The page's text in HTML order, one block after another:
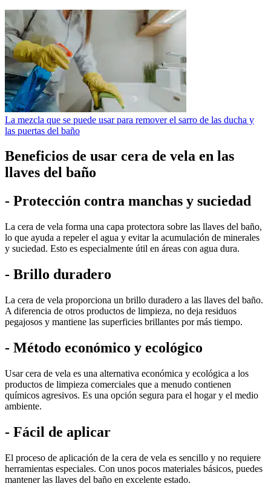
La mezcla que se puede usar para remover el sarro de las ducha y
las puertas del baño
Beneficios de usar cera de vela en las
llaves del baño
- Protección contra manchas y suciedad
La cera de vela forma una capa protectora sobre las llaves del baño,
lo que ayuda a repeler el agua y evitar la acumulación de minerales
y suciedad. Esto es especialmente útil en áreas con agua dura.
- Brillo duradero
La cera de vela proporciona un brillo duradero a las llaves del baño.
A diferencia de otros productos de limpieza, no deja residuos
pegajosos y mantiene las superficies brillantes por más tiempo.
- Método económico y ecológico
Usar cera de vela es una alternativa económica y ecológica a los
productos de limpieza comerciales que a menudo contienen
químicos agresivos. Es una opción segura para el hogar y el medio
ambiente.
- Fácil de aplicar
El proceso de aplicación de la cera de vela es sencillo y no requiere
herramientas especiales. Con unos pocos materiales básicos, puedes
mantener las llaves del baño en excelente estado.